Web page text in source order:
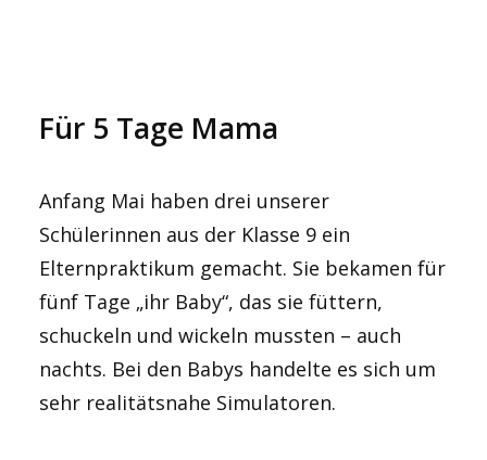
Für 5 Tage Mama
Anfang Mai haben drei unserer
Schülerinnen aus der Klasse 9 ein
Elternpraktikum gemacht. Sie bekamen für
fünf Tage „ihr Baby“, das sie füttern,
schuckeln und wickeln mussten – auch
nachts. Bei den Babys handelte es sich um
sehr realitätsnahe Simulatoren.